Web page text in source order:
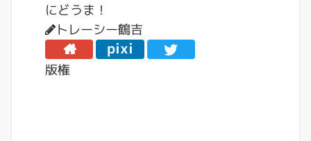
にどうま！
トレーシー鶴吉
pixi
v
版権